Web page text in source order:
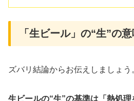
「生ビール」の“生”の
ズバリ結論からお伝えしましょう
生ビールの“生”の基準は「熱処